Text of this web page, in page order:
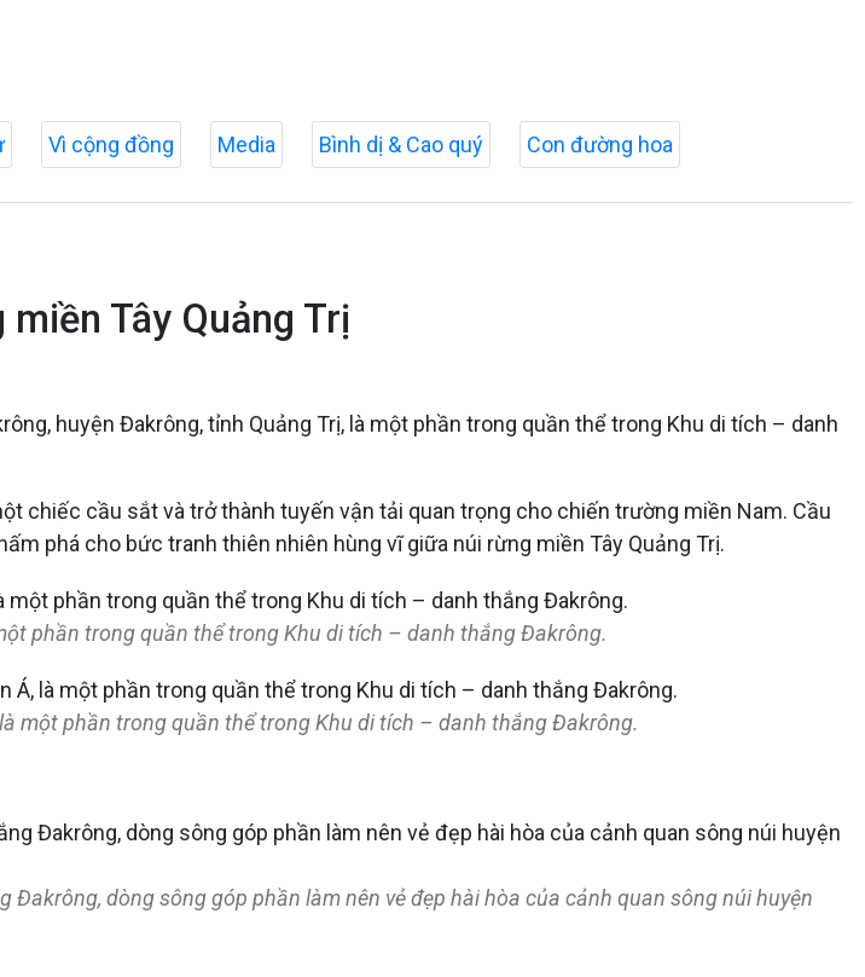
Vì cộng đồng Media Bình dị & Cao quý Con đường hoa
Tây Quảng Trị
huyện Đakrông, tỉnh Quảng Trị, là một phần trong quần thể trong Khu di tích – danh
chiếc cầu sắt và trở thành tuyến vận tải quan trọng cho chiến trường miền Nam. Cầu
phá cho bức tranh thiên nhiên hùng vĩ giữa núi rừng miền Tây Quảng Trị.
phần trong quần thể trong Khu di tích – danh thắng Đakrông.
một phần trong quần thể trong Khu di tích – danh thắng Đakrông.
dòng sông góp phần làm nên vẻ đẹp hài hòa của cảnh quan sông núi huyện